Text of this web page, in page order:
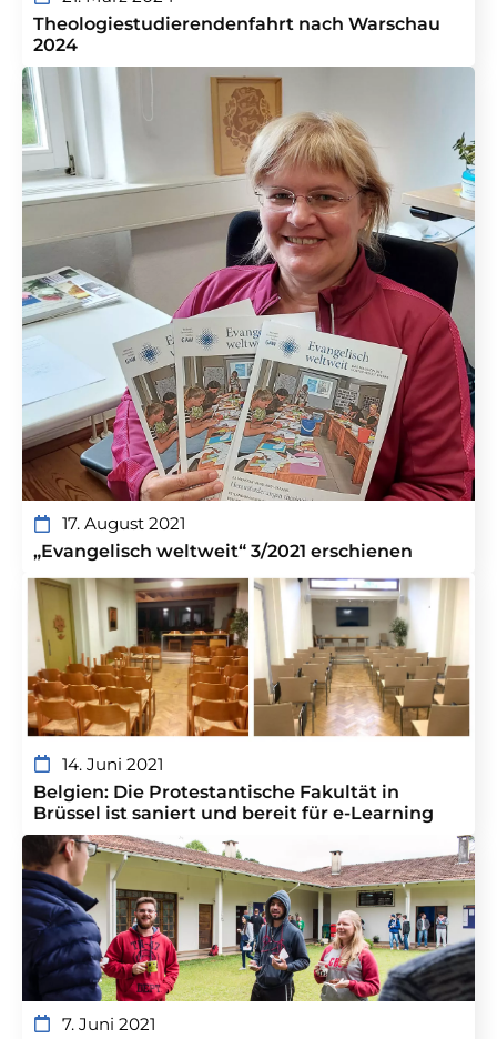
Theologiestudierendenfahrt nach Warschau
2024
17. August 2021
„Evangelisch weltweit“ 3/2021 erschienen
14. Juni 2021
Belgien: Die Protestantische Fakultät in
Brüssel ist saniert und bereit für e-Learning
7. Juni 2021